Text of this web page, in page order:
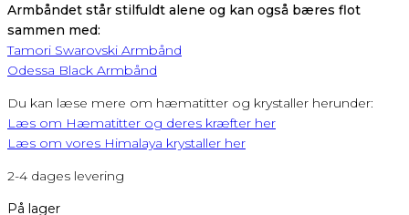
Armbåndet står stilfuldt alene og kan også bæres flot
sammen med:
Tamori Swarovski Armbånd
Odessa Black Armbånd
Du kan læse mere om hæmatitter og krystaller herunder:
Læs om Hæmatitter og deres kræfter her
Læs om vores Himalaya krystaller her
2-4 dages levering
På lager